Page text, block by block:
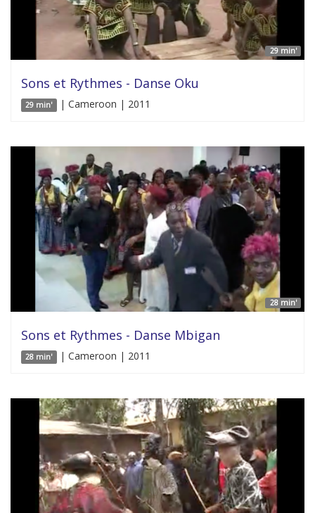
29 min'
Sons et Rythmes - Danse Oku
29 min' | Cameroon | 2011
28 min'
Sons et Rythmes - Danse Mbigan
28 min' | Cameroon | 2011